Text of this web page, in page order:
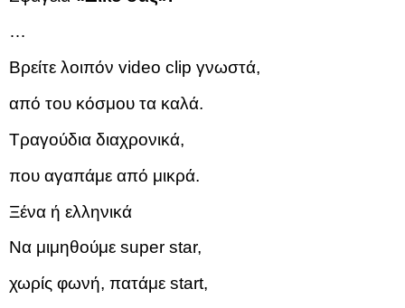
…
Βρείτε λοιπόν video clip γνωστά,
από του κόσμου τα καλά.
Τραγούδια διαχρονικά,
που αγαπάμε από μικρά.
Ξένα ή ελληνικά
Να μιμηθούμε super star,
χωρίς φωνή, πατάμε start,